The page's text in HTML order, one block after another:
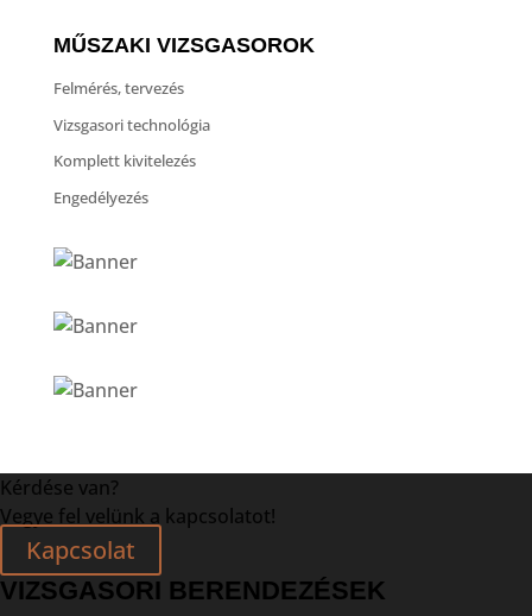
MŰSZAKI VIZSGASOROK
Felmérés, tervezés
Vizsgasori technológia
Komplett kivitelezés
Engedélyezés
Kérdése van?
Vegye fel velünk a kapcsolatot!
Kapcsolat
VIZSGASORI BERENDEZÉSEK